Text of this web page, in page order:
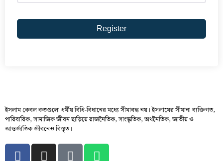
Register
ইসলাম কেবল কতগুলো ধর্মীয় বিধি-বিধানের মধ্যে সীমাবদ্ধ নয়। ইসলামের সীমানা ব্যক্তিগত,
পারিবারিক, সামাজিক জীবন ছাড়িয়ে রাজনৈতিক, সাংস্কৃতিক, অর্থনৈতিক, জাতীয় ও
আন্তর্জাতিক জীবনেও বিস্তৃত।